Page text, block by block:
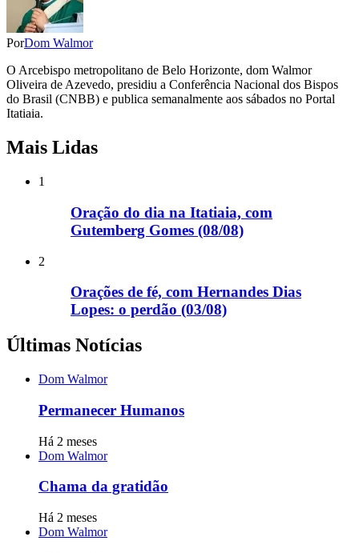
PorDom Walmor
O Arcebispo metropolitano de Belo Horizonte, dom Walmor
Oliveira de Azevedo, presidiu a Conferência Nacional dos Bispos
do Brasil (CNBB) e publica semanalmente aos sábados no Portal
Itatiaia.
Mais Lidas
1
Oração do dia na Itatiaia, com
Gutemberg Gomes (08/08)
2
Orações de fé, com Hernandes Dias
Lopes: o perdão (03/08)
Últimas Notícias
Dom Walmor
Permanecer Humanos
Há 2 meses
Dom Walmor
Chama da gratidão
Há 2 meses
Dom Walmor